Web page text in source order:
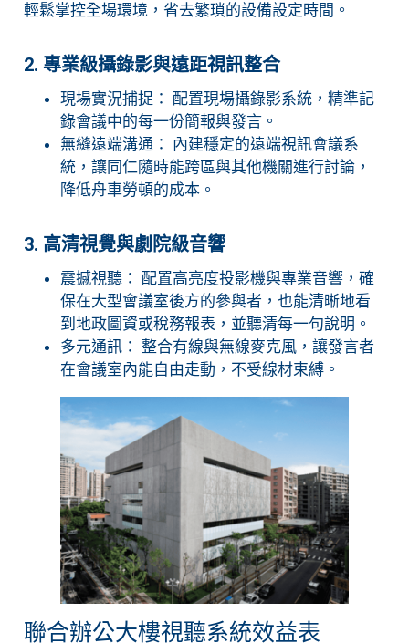
輕鬆掌控全場環境，省去繁瑣的設備設定時間。
2. 專業級攝錄影與遠距視訊整合
現場實況捕捉： 配置現場攝錄影系統，精準記
錄會議中的每一份簡報與發言。
無縫遠端溝通： 內建穩定的遠端視訊會議系
統，讓同仁隨時能跨區與其他機關進行討論，
降低舟車勞頓的成本。
3. 高清視覺與劇院級音響
震撼視聽： 配置高亮度投影機與專業音響，確
保在大型會議室後方的參與者，也能清晰地看
到地政圖資或稅務報表，並聽清每一句說明。
多元通訊： 整合有線與無線麥克風，讓發言者
在會議室內能自由走動，不受線材束縛。
聯合辦公大樓視聽系統效益表